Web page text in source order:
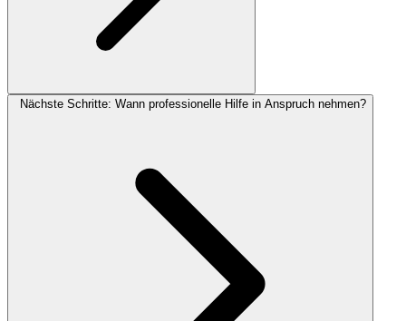
Nächste Schritte: Wann professionelle Hilfe in Anspruch nehmen?